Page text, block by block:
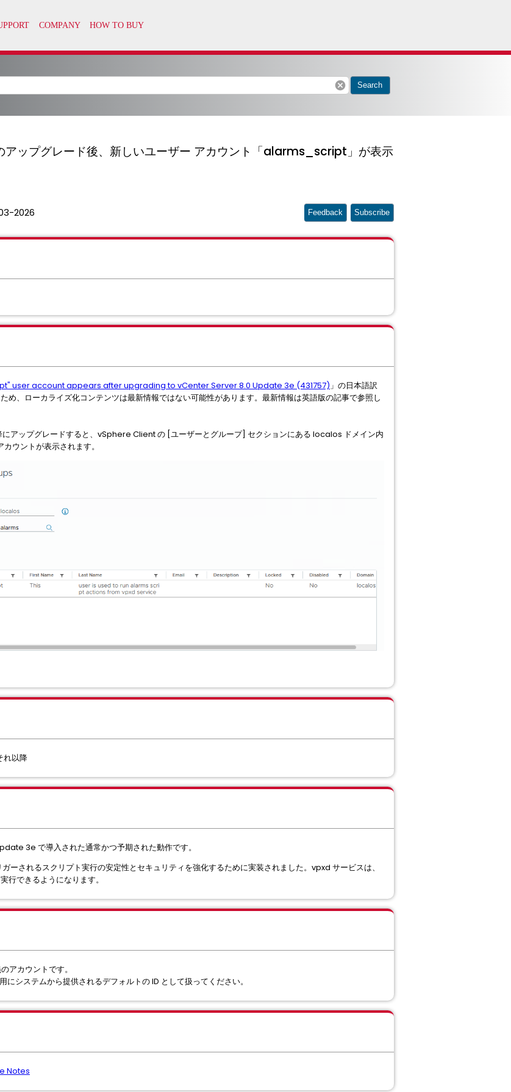
cancel Search
ップグレード後、新しいユーザー アカウント「alarms_script」が表示
2026 Feedback Subscribe
user account appears after upgrading to vCenter Server 8.0 Update 3e (431757)」の日本語訳
め、ローカライズ化コンテンツは最新情報ではない可能性があります。最新情報は英語版の記事で参照し
アップグレードすると、vSphere Client の [ユーザーとグループ] セクションにある localos ドメイン内
ウントが表示されます。
以降
3e で導入された通常かつ予期された動作です。
ーされるスクリプト実行の安定性とセキュリティを強化するために実装されました。vpxd サービスは、
行できるようになります。
アカウントです。
システムから提供されるデフォルトの ID として扱ってください。
Notes